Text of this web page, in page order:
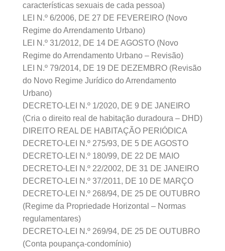
características sexuais de cada pessoa)
LEI N.º 6/2006, DE 27 DE FEVEREIRO (Novo
Regime do Arrendamento Urbano)
LEI N.º 31/2012, DE 14 DE AGOSTO (Novo
Regime do Arrendamento Urbano – Revisão)
LEI N.º 79/2014, DE 19 DE DEZEMBRO (Revisão
do Novo Regime Jurídico do Arrendamento
Urbano)
DECRETO-LEI N.º 1/2020, DE 9 DE JANEIRO
(Cria o direito real de habitação duradoura – DHD)
DIREITO REAL DE HABITAÇÃO PERIÓDICA
DECRETO-LEI N.º 275/93, DE 5 DE AGOSTO
DECRETO-LEI N.º 180/99, DE 22 DE MAIO
DECRETO-LEI N.º 22/2002, DE 31 DE JANEIRO
DECRETO-LEI N.º 37/2011, DE 10 DE MARÇO
DECRETO-LEI N.º 268/94, DE 25 DE OUTUBRO
(Regime da Propriedade Horizontal – Normas
regulamentares)
DECRETO-LEI N.º 269/94, DE 25 DE OUTUBRO
(Conta poupança-condomínio)